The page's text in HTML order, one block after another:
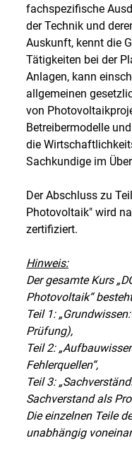
fachspezifische
der Technik und
Auskunft, kennt die
Tätigkeiten bei der
Anlagen, kann
allgemeinen
von
Betreibermodelle
die
Sachkundige im
Der Abschluss zu
Photovoltaik" wird
zertifiziert.
Hinweis:
Der gesamte Kurs
Photovoltaik“
Teil 1:
Prüfung),
Teil 2:
Fehlerquellen“,
Teil 3:
Sachverstand als
Die einzelnen Teile
unabhängig